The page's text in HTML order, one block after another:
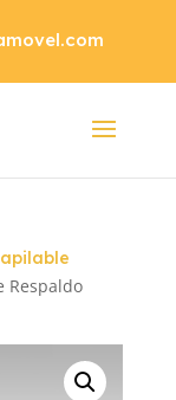
Respaldo